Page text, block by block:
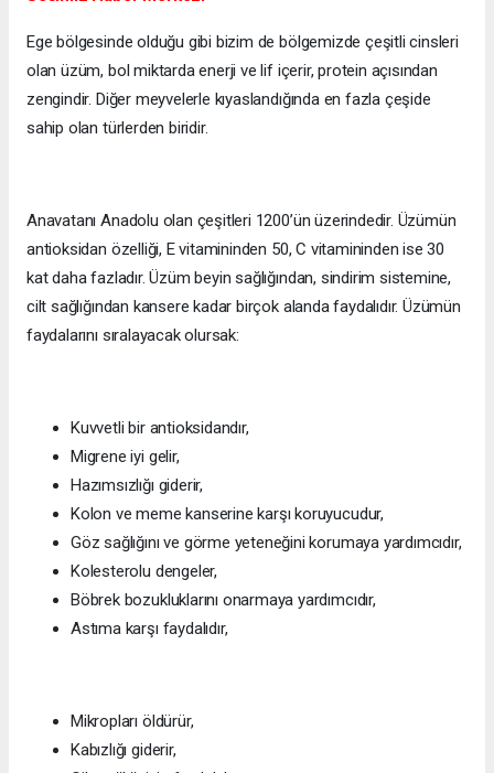
Ege bölgesinde olduğu gibi bizim de bölgemizde çeşitli cinsleri
olan üzüm, bol miktarda enerji ve lif içerir, protein açısından
zengindir. Diğer meyvelerle kıyaslandığında en fazla çeşide
sahip olan türlerden biridir.
Anavatanı Anadolu olan çeşitleri 1200’ün üzerindedir. Üzümün
antioksidan özelliği, E vitamininden 50, C vitamininden ise 30
kat daha fazladır. Üzüm beyin sağlığından, sindirim sistemine,
cilt sağlığından kansere kadar birçok alanda faydalıdır. Üzümün
faydalarını sıralayacak olursak:
Kuvvetli bir antioksidandır,
Migrene iyi gelir,
Hazımsızlığı giderir,
Kolon ve meme kanserine karşı koruyucudur,
Göz sağlığını ve görme yeteneğini korumaya yardımcıdır,
Kolesterolu dengeler,
Böbrek bozukluklarını onarmaya yardımcıdır,
Astıma karşı faydalıdır,
Mikropları öldürür,
Kabızlığı giderir,